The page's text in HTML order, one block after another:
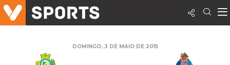
DOMINGO, 3 DE MAIO DE 2015